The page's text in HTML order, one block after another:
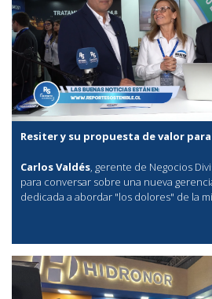
Resiter y su propuesta de valor
Carlos Valdés, gerente de Negocios
para conversar sobre una nueva
dedicada a abordar "los dolores" de la